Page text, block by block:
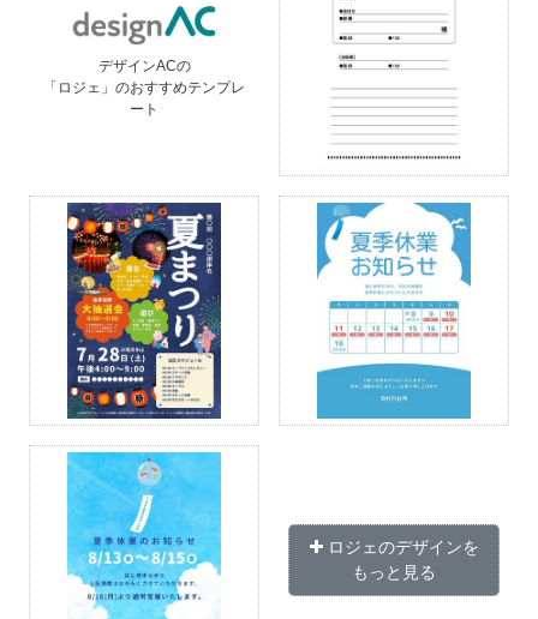
デザインACの
「ロジェ」のおすすめテンプレ
ート
ロジェのデザインを
もっと見る